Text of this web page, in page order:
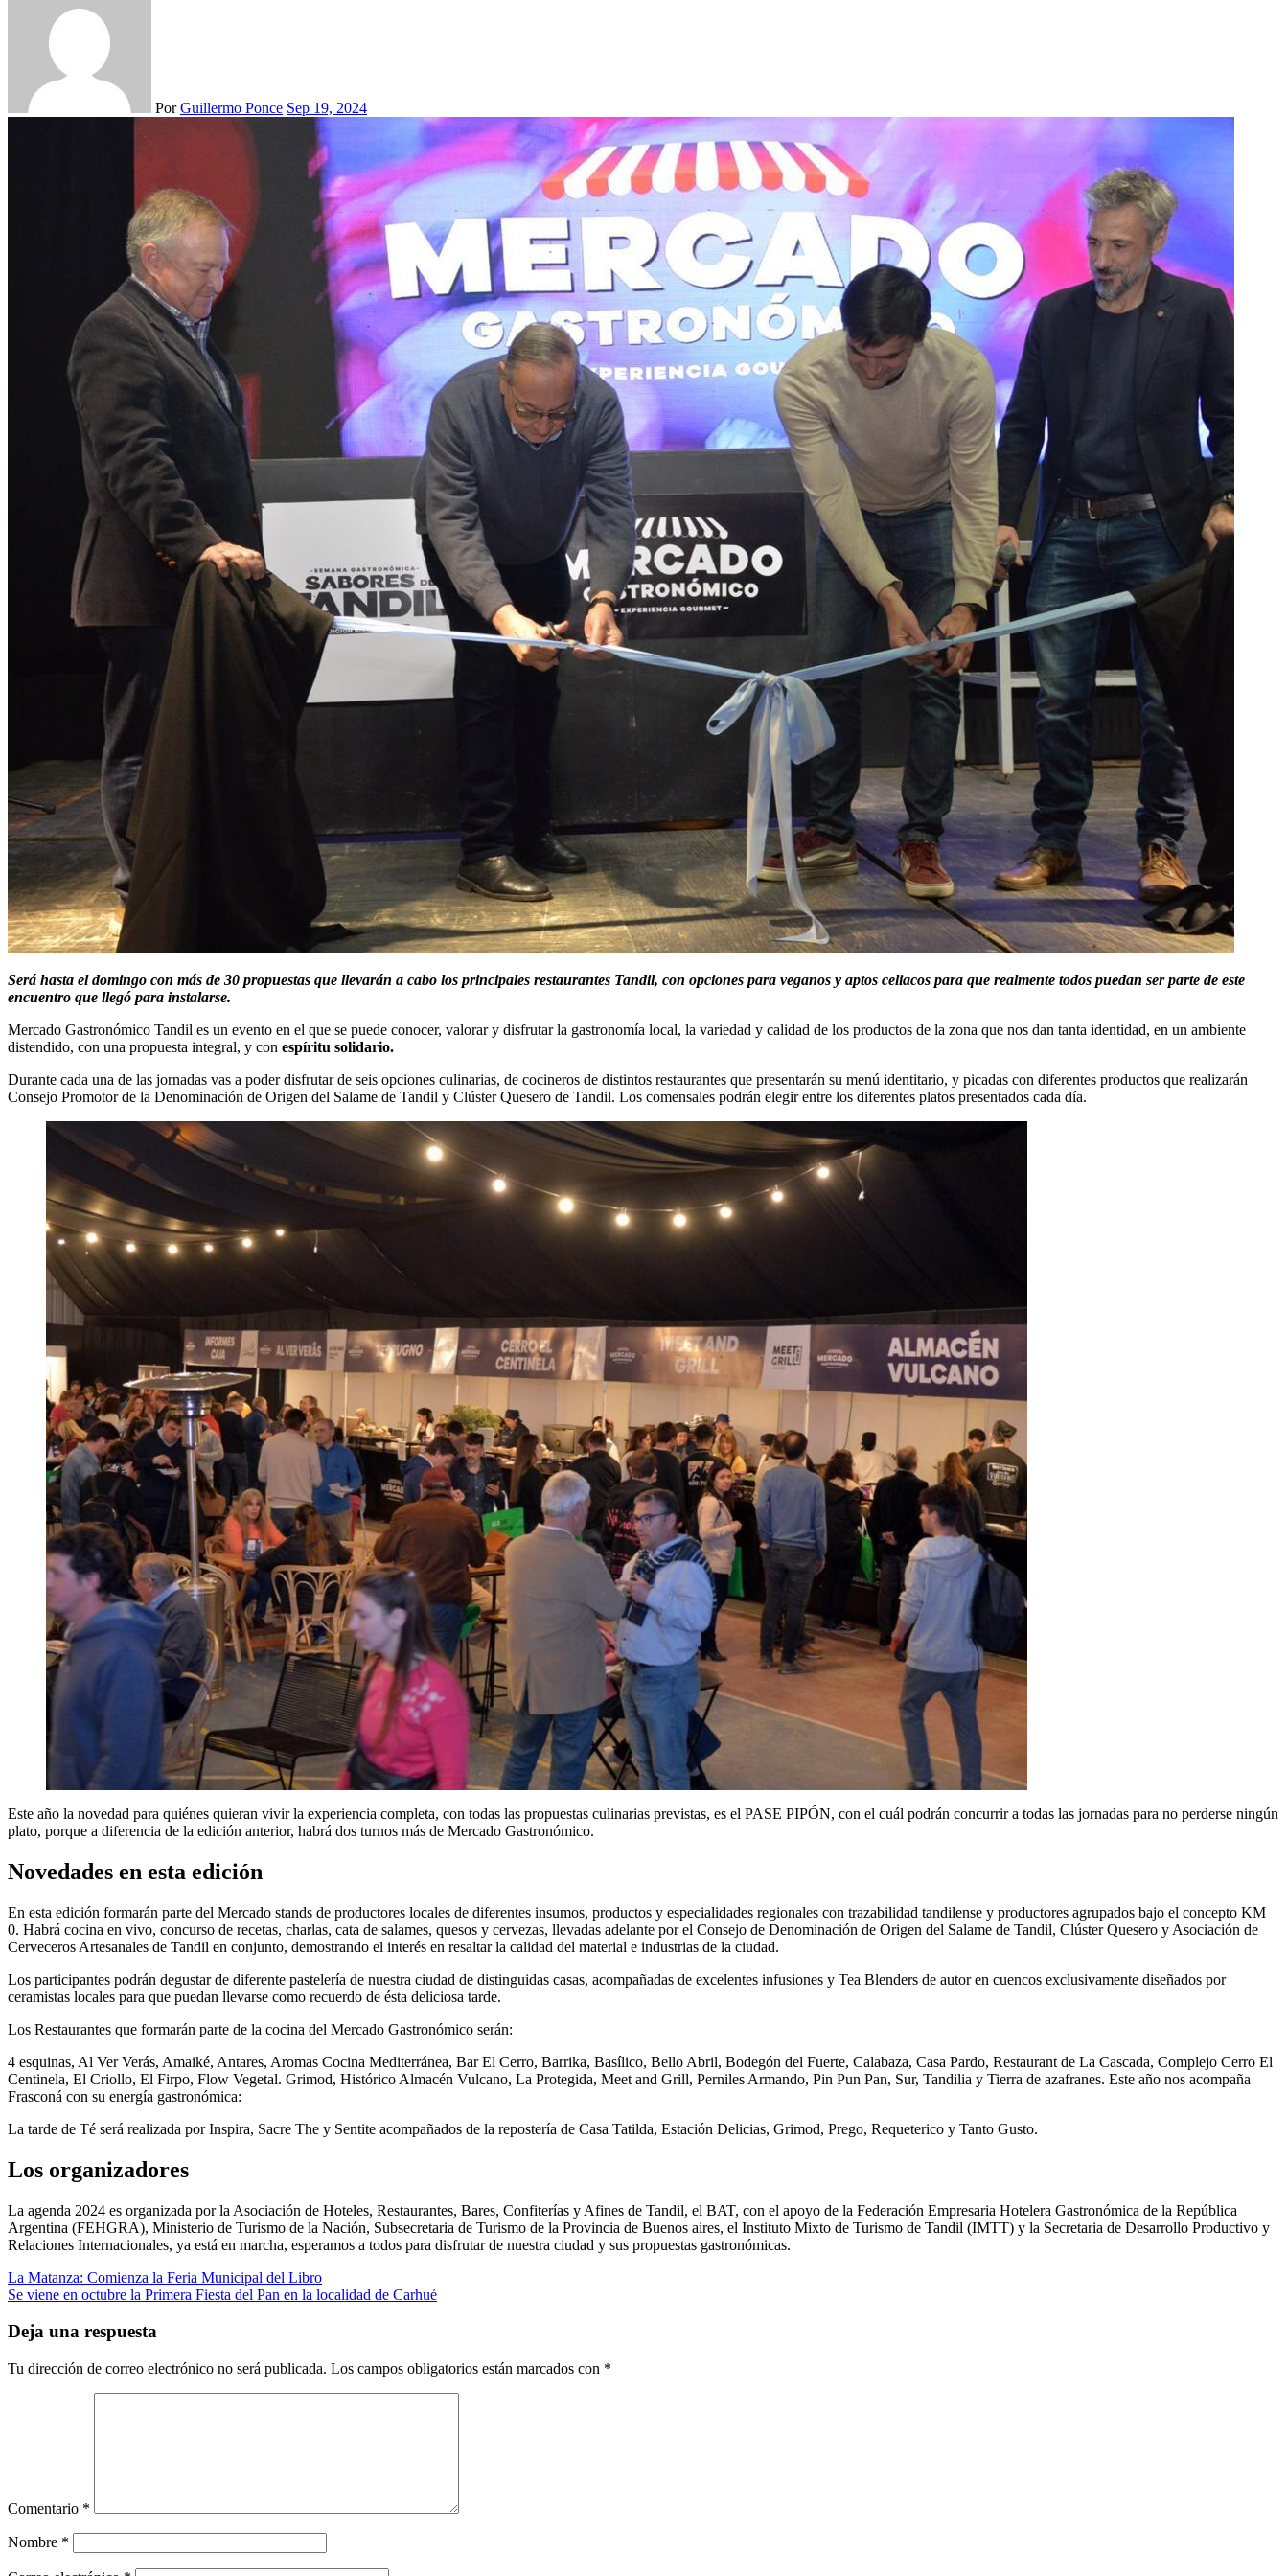
PorGuillermo Ponce Sep 19, 2024
Será hasta el domingo con más de 30 propuestas que llevarán a cabo los principales restaurantes Tandil, con opciones para veganos y aptos celiacos para que realmente todos puedan ser parte de este
encuentro que llegó para instalarse.
Mercado Gastronómico Tandil es un evento en el que se puede conocer, valorar y disfrutar la gastronomía local, la variedad y calidad de los productos de la zona que nos dan tanta identidad, en un ambiente
distendido, con una propuesta integral, y con espíritu solidario.
Durante cada una de las jornadas vas a poder disfrutar de seis opciones culinarias, de cocineros de distintos restaurantes que presentarán su menú identitario, y picadas con diferentes productos que realizarán
Consejo Promotor de la Denominación de Origen del Salame de Tandil y Clúster Quesero de Tandil. Los comensales podrán elegir entre los diferentes platos presentados cada día.
Este año la novedad para quiénes quieran vivir la experiencia completa, con todas las propuestas culinarias previstas, es el PASE PIPÓN, con el cuál podrán concurrir a todas las jornadas para no perderse ningún
plato, porque a diferencia de la edición anterior, habrá dos turnos más de Mercado Gastronómico.
Novedades en esta edición
En esta edición formarán parte del Mercado stands de productores locales de diferentes insumos, productos y especialidades regionales con trazabilidad tandilense y productores agrupados bajo el concepto KM
0. Habrá cocina en vivo, concurso de recetas, charlas, cata de salames, quesos y cervezas, llevadas adelante por el Consejo de Denominación de Origen del Salame de Tandil, Clúster Quesero y Asociación de
Cerveceros Artesanales de Tandil en conjunto, demostrando el interés en resaltar la calidad del material e industrias de la ciudad.
Los participantes podrán degustar de diferente pastelería de nuestra ciudad de distinguidas casas, acompañadas de excelentes infusiones y Tea Blenders de autor en cuencos exclusivamente diseñados por
ceramistas locales para que puedan llevarse como recuerdo de ésta deliciosa tarde.
Los Restaurantes que formarán parte de la cocina del Mercado Gastronómico serán:
4 esquinas, Al Ver Verás, Amaiké, Antares, Aromas Cocina Mediterránea, Bar El Cerro, Barrika, Basílico, Bello Abril, Bodegón del Fuerte, Calabaza, Casa Pardo, Restaurant de La Cascada, Complejo Cerro El
Centinela, El Criollo, El Firpo, Flow Vegetal. Grimod, Histórico Almacén Vulcano, La Protegida, Meet and Grill, Perniles Armando, Pin Pun Pan, Sur, Tandilia y Tierra de azafranes. Este año nos acompaña
Frasconá con su energía gastronómica:
La tarde de Té será realizada por Inspira, Sacre The y Sentite acompañados de la repostería de Casa Tatilda, Estación Delicias, Grimod, Prego, Requeterico y Tanto Gusto.
Los organizadores
La agenda 2024 es organizada por la Asociación de Hoteles, Restaurantes, Bares, Confiterías y Afines de Tandil, el BAT, con el apoyo de la Federación Empresaria Hotelera Gastronómica de la República
Argentina (FEHGRA), Ministerio de Turismo de la Nación, Subsecretaria de Turismo de la Provincia de Buenos aires, el Instituto Mixto de Turismo de Tandil (IMTT) y la Secretaria de Desarrollo Productivo y
Relaciones Internacionales, ya está en marcha, esperamos a todos para disfrutar de nuestra ciudad y sus propuestas gastronómicas.
Navegación
de
entradas
La Matanza: Comienza la Feria Municipal del Libro
Se viene en octubre la Primera Fiesta del Pan en la localidad de Carhué
Deja una respuesta
Tu dirección de correo electrónico no será publicada. Los campos obligatorios están marcados con *
Comentario *
Nombre *